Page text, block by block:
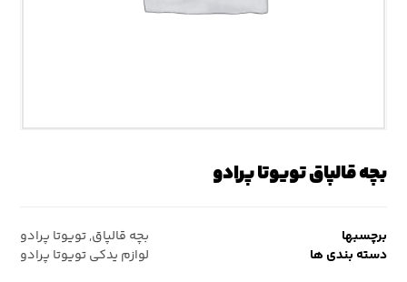
بچه قالپاق تویوتا پرادو
برچسبها بچه قالپاق,تویوتا پرادو
دسته بندی ها
لوازم یدکی تویوتا پرادو